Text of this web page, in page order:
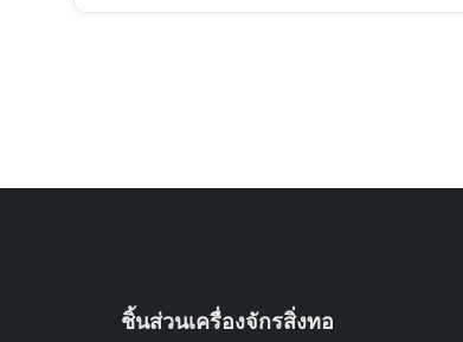
ชิ้นส่วนเครื่องจักรสิ่งทอ